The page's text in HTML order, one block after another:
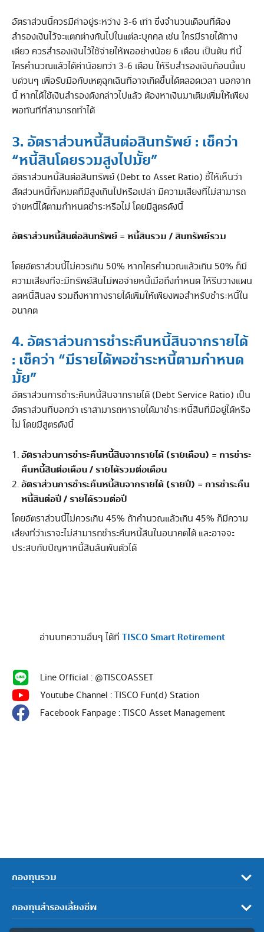
อัตราส่วนนี้ควรมีค่าอยู่ระหว่าง 3-6 เท่า ซึ่งจำนวนเดือนที่ต้อง
สำรองเงินไว้จะแตกต่างกันไปในแต่ละบุคคล เช่น ใครมีรายได้ทาง
เดียว ควรสำรองเงินไว้ใช้จ่ายให้พออย่างน้อย 6 เดือน เป็นต้น ทีนี้
ใครคำนวณแล้วได้ค่าน้อยกว่า 3-6 เดือน ให้รีบสำรองเงินก้อนนี้แบ
บด่วนๆ เพื่อรับมือกับเหตุฉุกเฉินที่อาจเกิดขึ้นได้ตลอดเวลา นอกจาก
นี้ หากได้ใช้เงินสำรองดังกล่าวไปแล้ว ต้องหาเงินมาเติมเพิ่มให้เพียง
พอทันทีที่สามารถทำได้
3. อัตราส่วนหนี้สินต่อสินทรัพย์ : เช็คว่า
“หนี้สินโดยรวมสูงไปมั้ย”
อัตราส่วนหนี้สินต่อสินทรัพย์ (Debt to Asset Ratio) ชี้ให้เห็นว่า
สัดส่วนหนี้ทั้งหมดที่มีสูงเกินไปหรือเปล่า มีความเสี่ยงที่ไม่สามารถ
จ่ายหนี้ได้ตามกำหนดชำระหรือไม่ โดยมีสูตรดังนี้
อัตราส่วนหนี้สินต่อสินทรัพย์ = หนี้สินรวม / สินทรัพย์รวม
โดยอัตราส่วนนี้ไม่ควรเกิน 50% หากใครคำนวณแล้วเกิน 50% ก็มี
ความเสี่ยงที่จะมีทรัพย์สินไม่พอจ่ายหนี้เมื่อถึงกำหนด ให้รีบวางแผน
ลดหนี้สินลง รวมถึงหาทางรายได้เพิ่มให้เพียงพอสำหรับชำระหนี้ใน
อนาคต
4. อัตราส่วนการชำระคืนหนี้สินจากรายได้
: เช็คว่า “มีรายได้พอชำระหนี้ตามกำหนด
มั้ย”
อัตราส่วนการชำระคืนหนี้สินจากรายได้ (Debt Service Ratio) เป็น
อัตราส่วนที่บอกว่า เราสามารถหารายได้มาชำระหนี้สินที่มีอยู่ได้หรือ
ไม่ โดยมีสูตรดังนี้
อัตราส่วนการชำระคืนหนี้สินจากรายได้ (รายเดือน) = การชำระ
คืนหนี้สินต่อเดือน / รายได้รวมต่อเดือน
อัตราส่วนการชำระคืนหนี้สินจากรายได้ (รายปี) = การชำระคืน
หนี้สินต่อปี / รายได้รวมต่อปี
โดยอัตราส่วนนี้ไม่ควรเกิน 45% ถ้าคำนวณแล้วเกิน 45% ก็มีความ
เสี่ยงที่ว่าเราจะไม่สามารถชำระคืนหนี้สินในอนาคตได้ และอาจจะ
ประสบกับปัญหาหนี้สินล้นพ้นตัวได้
อ่านบทความอื่นๆ ได้ที่ TISCO Smart Retirement
Line Official : @TISCOASSET
Youtube Channel : TISCO Fun(d) Station
Facebook Fanpage : TISCO Asset Management
กองทุนรวม
กองทุนสำรองเลี้ยงชีพ